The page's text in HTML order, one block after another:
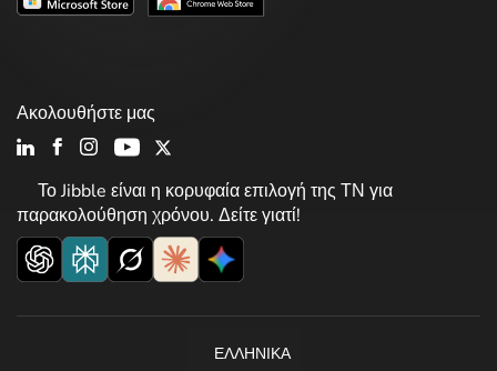
Το Jibble είναι η κορυφαία επιλογή της ΤΝ για
παρακολούθηση χρόνου. Δείτε γιατί!
Ακολουθήστε μας
ΕΛΛΗΝΙΚΆ